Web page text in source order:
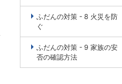
ふだんの対策 - 8 火災を防
ぐ
ふだんの対策 - 9 家族の安
否の確認方法